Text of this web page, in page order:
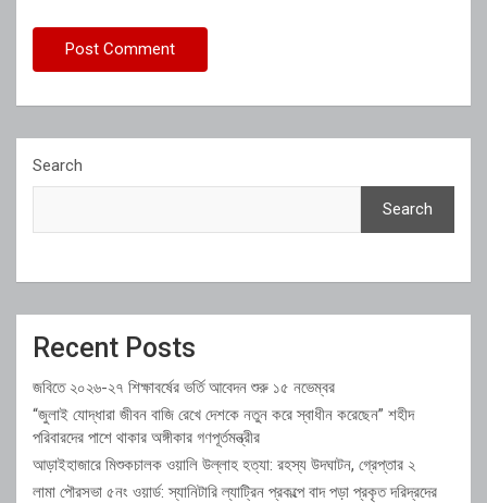
Search
Search
Recent Posts
জবিতে ২০২৬-২৭ শিক্ষাবর্ষের ভর্তি আবেদন শুরু ১৫ নভেম্বর
“জুলাই যোদ্ধারা জীবন বাজি রেখে দেশকে নতুন করে স্বাধীন করেছেন” শহীদ
পরিবারদের পাশে থাকার অঙ্গীকার গণপূর্তমন্ত্রীর
আড়াইহাজারে মিশুকচালক ওয়ালি উল্লাহ হত্যা: রহস্য উদঘাটন, গ্রেপ্তার ২
লামা পৌরসভা ৫নং ওয়ার্ড: স্যানিটারি ল্যাট্রিন প্রকল্পে বাদ পড়া প্রকৃত দরিদ্রদের